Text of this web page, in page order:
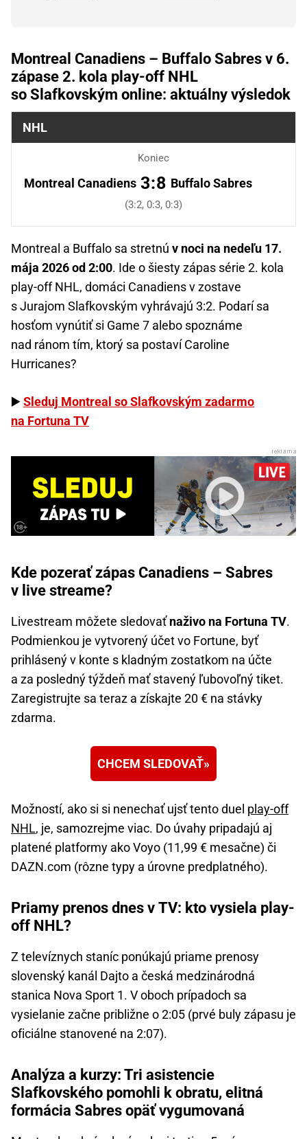
Montreal Canadiens – Buffalo Sabres v 6.
zápase 2. kola play-off NHL
so Slafkovským online: aktuálny výsledok
NHL
Koniec
Montreal Canadiens 3:8 Buffalo Sabres
(3:2, 0:3, 0:3)
Montreal a Buffalo sa stretnú v noci na nedeľu 17.
mája 2026 od 2:00. Ide o šiesty zápas série 2. kola
play-off NHL, domáci Canadiens v zostave
s Jurajom Slafkovským vyhrávajú 3:2. Podarí sa
hosťom vynútiť si Game 7 alebo spoznáme
nad ránom tím, ktorý sa postaví Caroline
Hurricanes?
▶️Sleduj Montreal so Slafkovským zadarmo
na Fortuna TV
Kde pozerať zápas Canadiens – Sabres
v live streame?
Livestream môžete sledovaťnaživo na Fortuna TV.
Podmienkou je vytvorený účet vo Fortune, byť
prihlásený v konte s kladným zostatkom na účte
a za posledný týždeň mať stavený ľubovoľný tiket.
Zaregistrujte sa teraz a získajte 20 € na stávky
zdarma.
CHCEM SLEDOVAŤ
Možností, ako si si nenechať ujsť tento duel play-off
NHL, je, samozrejme viac. Do úvahy pripadajú aj
platené platformy ako Voyo (11,99 € mesačne) či
DAZN.com (rôzne typy a úrovne predplatného).
Priamy prenos dnes v TV: kto vysiela play-
off NHL?
Z televíznych staníc ponúkajú priame prenosy
slovenský kanál Dajto a česká medzinárodná
stanica Nova Sport 1. V oboch prípadoch sa
vysielanie začne približne o 2:05 (prvé buly zápasu je
oficiálne stanovené na 2:07).
Analýza a kurzy: Tri asistencie
Slafkovského pomohli k obratu, elitná
formácia Sabres opäť vygumovaná